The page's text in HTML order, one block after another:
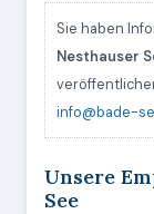
Sie haben
Nesthauser
info@bade-
Unsere
See